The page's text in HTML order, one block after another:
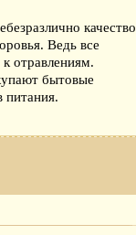
качество
Ведь все
отравлениям.
бытовые
питания.